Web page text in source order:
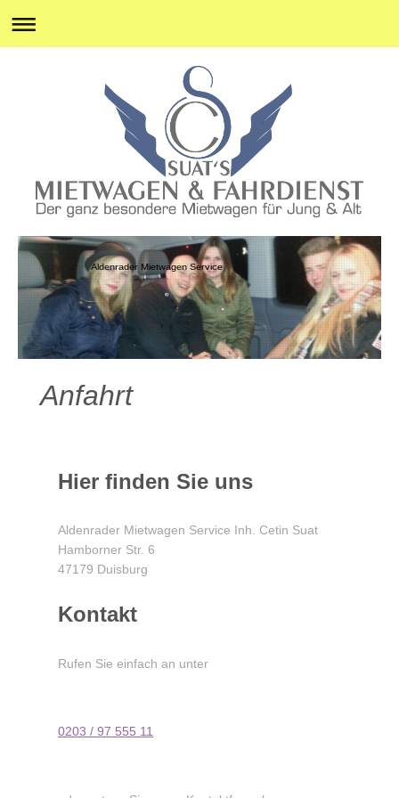
Aldenrader Mietwagen Service
Anfahrt
Hier finden Sie uns
Aldenrader Mietwagen Service Inh. Cetin Suat
Hamborner Str. 6
47179 Duisburg
Kontakt
Rufen Sie einfach an unter
0203 / 97 555 11